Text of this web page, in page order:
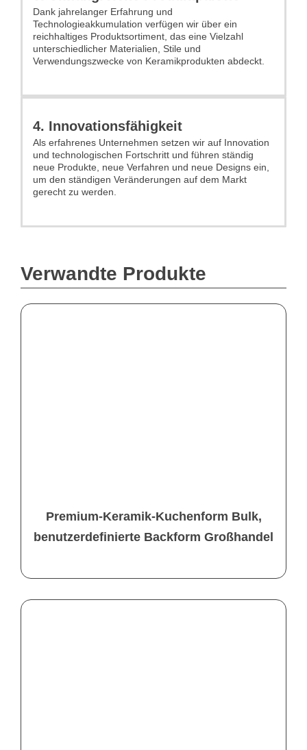
Dank jahrelanger Erfahrung und
Technologieakkumulation verfügen wir über ein
reichhaltiges Produktsortiment, das eine Vielzahl
unterschiedlicher Materialien, Stile und
Verwendungszwecke von Keramikprodukten abdeckt.
4. Innovationsfähigkeit
Als erfahrenes Unternehmen setzen wir auf Innovation
und technologischen Fortschritt und führen ständig
neue Produkte, neue Verfahren und neue Designs ein,
um den ständigen Veränderungen auf dem Markt
gerecht zu werden.
Verwandte Produkte
Premium-Keramik-Kuchenform Bulk,
benutzerdefinierte Backform Großhandel